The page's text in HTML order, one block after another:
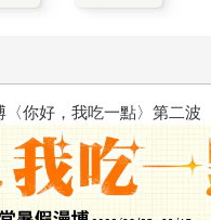
暑假漫博〈你好，我吃一點